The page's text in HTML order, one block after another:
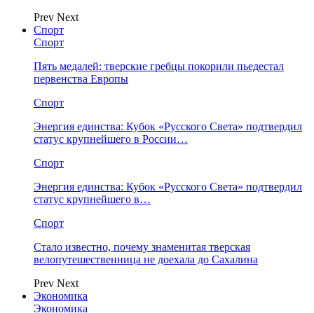
Prev Next
Спорт
Спорт
Пять медалей: тверские гребцы покорили пьедестал
первенства Европы
Спорт
Энергия единства: Кубок «Русского Света» подтвердил
статус крупнейшего в России…
Спорт
Энергия единства: Кубок «Русского Света» подтвердил
статус крупнейшего в…
Спорт
Стало известно, почему знаменитая тверская
велопутешественница не доехала до Сахалина
Prev Next
Экономика
Экономика